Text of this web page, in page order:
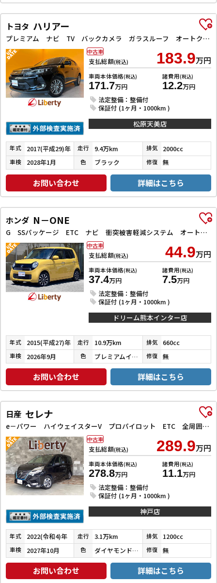
トヨタ ハリアー
プレミアム ナビ TV バックカメラ ガラスルーフ オートクルーズコントロール レーンアシスト オートマチックハイビーム オートライト LEDヘッドランプ 電動リアゲート アルミホイール
支払総額(税込) 183.9万円
車両本体価格(税込)
171.7万円
諸費用(税込)
12.2万円
法定整備：整備付
保証付 (1ヶ月・1000km )
中古車
松原天美店
年式 2017(平成29)年 走行 9.4万km 排気 2000cc
車検 2028年1月 色 ブラック 修復 無
お問い合わせ 詳細はこちら
ホンダ N－ONE
G SSパッケージ ETC ナビ 衝突被害軽減システム オートライト スマートキー アイドリングストップ 電動格納ミラー ベンチシート CVT ABS ESC CD アルミホイール エアコン
支払総額(税込) 44.9万円
車両本体価格(税込)
37.4万円
諸費用(税込)
7.5万円
法定整備：整備付
保証付 (1ヶ月・1000km )
中古車
ドリーム熊本インター店
年式 2015(平成27)年 走行 10.9万km 排気 660cc
車検 2026年9月 色 プレミアムイエローパールⅡ 修復 無
お問い合わせ 詳細はこちら
日産 セレナ
e－パワー ハイウェイスターV プロパイロット ETC 全周囲カメラ ナビ TV クリアランスソナー オートクルーズコントロール レーンアシスト 衝突被害軽減システム 両側電動スライドドア オートライト LEDヘッドランプ
支払総額(税込) 289.9万円
車両本体価格(税込)
278.8万円
諸費用(税込)
11.1万円
法定整備：整備付
保証付 (1ヶ月・1000km )
中古車
神戸店
年式 2022(令和4)年 走行 3.1万km 排気 1200cc
車検 2027年10月 色 ダイヤモンドブラックパール 修復 無
お問い合わせ 詳細はこちら